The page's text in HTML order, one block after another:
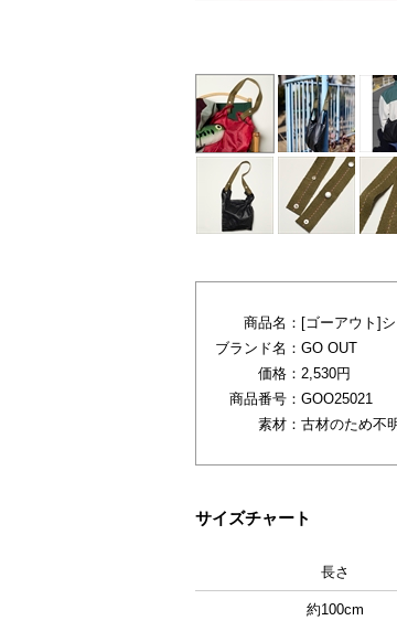
商品名： [ゴーアウト]
ブランド名： GO OUT
価格： 2,530円
商品番号： GOO25021
素材： 古材のため不
サイズチャート
長さ
約100cm